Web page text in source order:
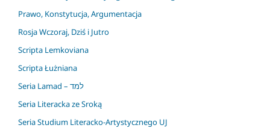
Prawo, Konstytucja, Argumentacja
Rosja Wczoraj, Dziś i Jutro
Scripta Lemkoviana
Scripta Łużniana
Seria Lamad – למד
Seria Literacka ze Sroką
Seria Studium Literacko-Artystycznego UJ